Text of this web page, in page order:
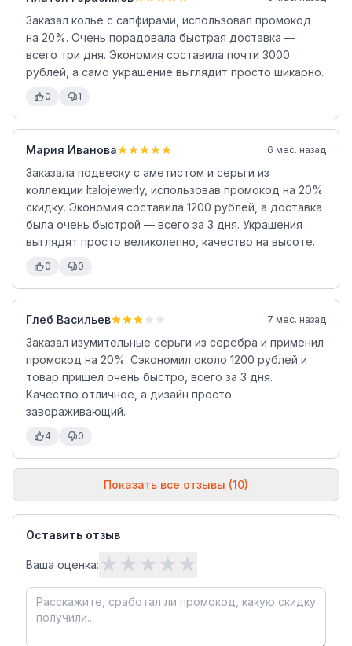
Заказал колье с сапфирами, использовал промокод
на 20%. Очень порадовала быстрая доставка —
всего три дня. Экономия составила почти 3000
рублей, а само украшение выглядит просто шикарно.
0 1
Мария Иванова 6 мес. назад
Заказала подвеску с аметистом и серьги из
коллекции Italojewerly, использовав промокод на 20%
скидку. Экономия составила 1200 рублей, а доставка
была очень быстрой — всего за 3 дня. Украшения
выглядят просто великолепно, качество на высоте.
0 0
Глеб Васильев 7 мес. назад
Заказал изумительные серьги из серебра и применил
промокод на 20%. Сэкономил около 1200 рублей и
товар пришел очень быстро, всего за 3 дня.
Качество отличное, а дизайн просто
завораживающий.
4 0
Показать все отзывы (10)
Оставить отзыв
Ваша оценка: ★ ★ ★ ★ ★